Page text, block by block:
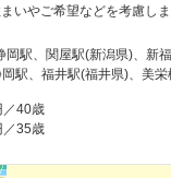
いやご希望などを考慮し
林坊）野町駅バス停「香林
動喫煙対策：あり（屋内
ィス（静岡市葵区駿府町）
区新光町）JR「新潟」駅よ
、自動車通勤OK■福井サー
分サービスオフィス（大
岡駅、関屋駅(新潟県)、新
駅、福井駅(福井県)、美
／40歳
／35歳